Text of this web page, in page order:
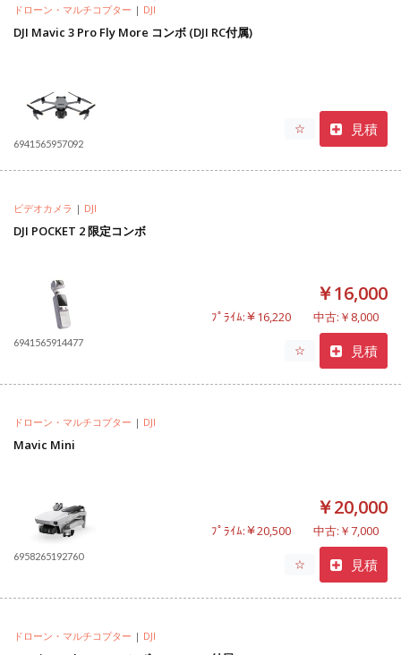
ドローン・マルチコプター | DJI
DJI Mavic 3 Pro Fly More コンボ (DJI RC付属)
6941565957092
☆ 見積
ビデオカメラ | DJI
DJI POCKET 2 限定コンボ
6941565914477
￥16,000
ﾌﾟﾗｲﾑ:￥16,220 中古:￥8,000
☆ 見積
ドローン・マルチコプター | DJI
Mavic Mini
6958265192760
￥20,000
ﾌﾟﾗｲﾑ:￥20,500 中古:￥7,000
☆ 見積
ドローン・マルチコプター | DJI